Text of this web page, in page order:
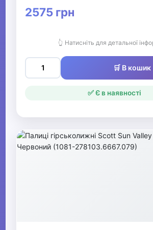
2575 грн
👆 Натисніть для детальної
🛒 В кошик
✅ Є в наявності